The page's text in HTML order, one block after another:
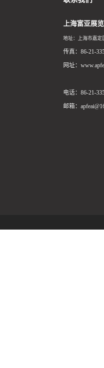
上海富亚展
地址：上海市嘉定
传真：86-21-
网址：
电话：86-21-
邮箱：